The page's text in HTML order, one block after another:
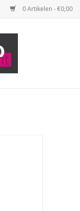
0 Artikelen - €0,00